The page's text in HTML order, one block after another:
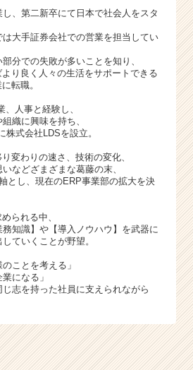
C
、第二新卒にて日本で社会人をスタ
大手証券会社での営業を担当してい
分での失敗が多いことを知り、
り良く人々の生活をサポートできる
転職。
、人事と経験し、
織に興味を持ち、
株式会社LDSを設立。
変わりの速さ、技術の変化、
などざまざまな葛藤の末、
とし、現在のERP事業部の拡大を決
られる中、
知識】や【導入ノウハウ】を武器に
ていくことが野望。
ことを考える」
になる」
志を持った社員に支えられながら